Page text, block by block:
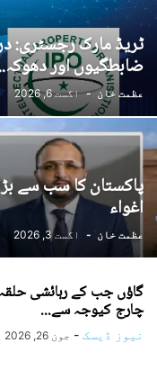
ٹریڈ مارک رجسٹری:
ضابطگیوں اور
عظمت خان - اگست 6, 2026
پاکستان کا سب سے
اغواء
عظمت خان - اگست 3, 2026
گاؤں جب کے رہائشی
چارج کیوجہ سے...
نیوز ڈیسک - جون 26, 2026